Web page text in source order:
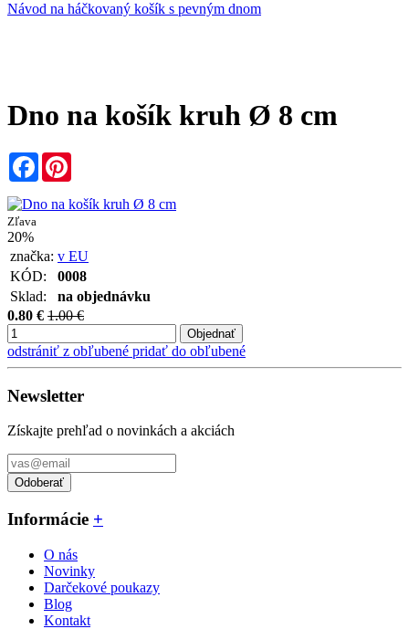
Návod na háčkovaný košík s pevným dnom
Dno na košík kruh Ø 8 cm
Facebook
Zľava
20%
značka: v EU
KÓD:
0008
Sklad:
na objednávku
0.80 € 1.00 €
Objednať
odstrániť z obľubené pridať do obľubené
Newsletter
Získajte prehľad o novinkách a akciách
Odoberať
Informácie +
O nás
Novinky
Darčekové poukazy
Blog
Kontakt